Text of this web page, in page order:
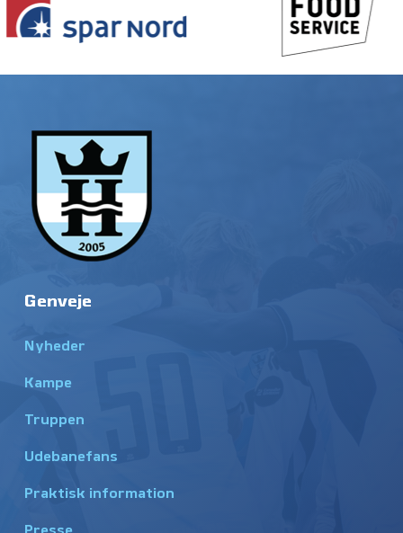
Genveje
Nyheder
Kampe
Truppen
Udebanefans
Praktisk information